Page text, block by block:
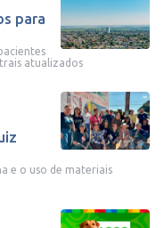
para
atualizados
e o uso de materiais